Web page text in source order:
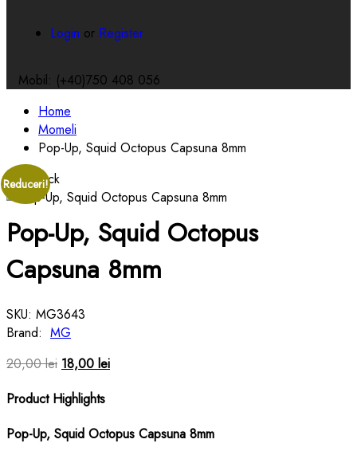
Login or Register
Mobil: (+40)750 408 056
Home
Momeli
Pop-Up, Squid Octopus Capsuna 8mm
Out Stock
Reduceri!
Pop-Up, Squid Octopus
Capsuna 8mm
SKU: MG3643
Brand: MG
20,00lei 18,00 lei
Product Highlights
Pop-Up, Squid Octopus Capsuna 8mm